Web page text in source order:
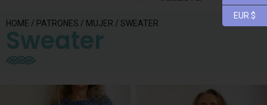
HOME / PATRONES / MUJER / SWEATER
Sweater
EUR $